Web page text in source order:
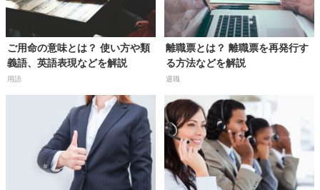
ご用命の意味とは？ 使い方や類
義語、英語表現などを解説
用語
離職票とは？ 離職票を再発行す
る方法などを解説
退職